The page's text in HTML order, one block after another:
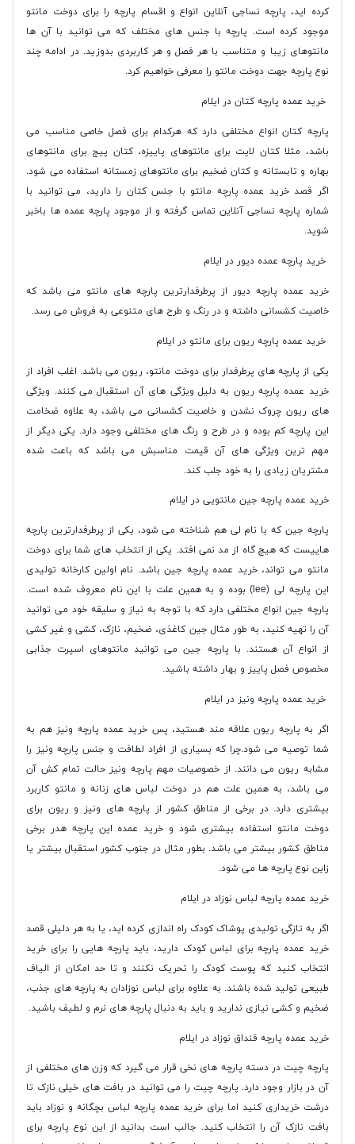
کرده اید، پارچه نساجی آنلاین انواع و اقسام پارچه را برای دوخت مانتو
موجود کرده است. پارچه با جنس های مختلف که می توانید با آن ها
مانتوهای زیبا و متناسب با هر فصل و هر کاربردی بدوزید. در ادامه چند
نوع پارچه جهت دوخت مانتو را معرفی خواهیم کرد.
خرید عمده پارچه کتان در ایلام
پارچه کتان انواع مختلفی دارد که هرکدام برای فصل خاصی مناسب می
باشد، مثلا کتان لایت برای مانتوهای پاییزه، کتان پیج برای مانتوهای
بهاره و تابستانه و کتان ضخیم برای مانتوهای زمستانه استفاده می شود.
اگر قصد خرید عمده پارچه مانتو با جنس کتان را دارید، می توانید با
شماره پارچه نساجی آنلاین تماس گرفته و از موجود پارچه عمده ها باخبر
شوید.
خرید پارچه عمده دیور در ایلام
خرید عمده پارچه دیور از پرطرفدارترین پارچه های مانتو می باشد که
خاصیت کشسانی داشته و در رنگ و طرح های متنوعی به فروش می رسد.
خرید عمده پارچه ریون برای مانتو در ایلام
یکی از پارچه های پرطرفدار برای دوخت مانتو، ریون می باشد. اغلب افراد از
خرید عمده پارچه ریون به دلیل ویژگی های آن استقبال می کنند. ویژگی
های ریون چروک نشدن و خاصیت کشسانی می باشد، به علاوه ضخامت
این پارچه کم بوده و در طرح و رنگ های مختلفی وجود دارد. یکی دیگر از
مهم ترین ویژگی های آن قیمت مناسبش می باشد که باعث شده
مشتریان زیادی را به خود جلب کند.
خرید عمده پارچه جین مانتویی در ایلام
پارچه جین که با نام لی هم شناخته می شود، یکی از پرطرفدارترین پارچه
هاییست که هیچ گاه از مد نمی افتد. یکی از انتخاب های شما برای دوخت
مانتو می تواند، خرید عمده پارچه جین باشد. نام اولین کارخانه تولیدی
این پارچه لی (lee) بوده و به همین علت با این نام معروف شده است.
پارچه جین انواع مختلفی دارد که با توجه به نیاز و سلیقه خود می توانید
آن را تهیه کنید، به طور مثال جین کاغذی، ضخیم، نازک، کشی و غیر کشی
از انواع آن هستند. با پارچه جین می توانید مانتوهای اسپرت جذابی
مخصوص فصل پاییز و بهار داشته باشید.
خرید عمده پارچه ونیز در ایلام
اگر به پارچه ریون علاقه مند هستید، پس خرید عمده پارچه ونیز هم به
شما توصیه می شود.چرا که بسیاری از افراد لطافت و جنس پارچه ونیز را
مشابه ریون می دانند. از خصوصیات مهم پارچه ونیز حالت تمام کش آن
می باشد، به همین علت هم در دوخت لباس های زنانه و مانتو کاربرد
بیشتری دارد. در برخی از مناطق کشور از پارچه های ونیز و ریون برای
دوخت مانتو استفاده بیشتری شود و خرید عمده این پارچه هدر برخی
مناطق کشور بیشتر می باشد. بطور مثال در جنوب کشور استقبال بیشتر یا
زاین نوع پارچه ها می شود.
خرید عمده پارچه لباس نوزاد در ایلام
اگر به تازگی تولیدی پوشاک کودک راه اندازی کرده اید، یا به هر دلیلی قصد
خرید عمده پارچه برای لباس کودک دارید، باید پارچه هایی را برای خرید
انتخاب کنید که پوست کودک را تحریک نکنند و تا حد امکان از الیاف
طبیعی تولید شده باشند. به علاوه برای لباس نوزادان به پارچه های جذب،
ضخیم و کشی نیازی ندارید و باید به دنبال پارچه های نرم و لطیف باشید.
خرید عمده پارچه قنداق نوزاد در ایلام
پارچه چیت در دسته پارچه های نخی قرار می گیرد که وزن های مختلفی از
آن در بازار وجود دارد. پارچه چیت را می توانید در بافت های خیلی نازک تا
درشت خریداری کنید اما برای خرید عمده پارچه لباس بچگانه و نوزاد باید
بافت نازک آن را انتخاب کنید. جالب است بدانید از این نوع پارچه برای